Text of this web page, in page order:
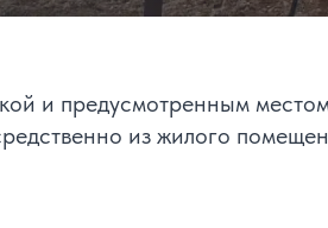
и предусмотренным
из жилого